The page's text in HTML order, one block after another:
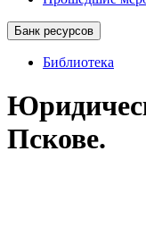
Банк ресурсов
Библиотека
Пскове.